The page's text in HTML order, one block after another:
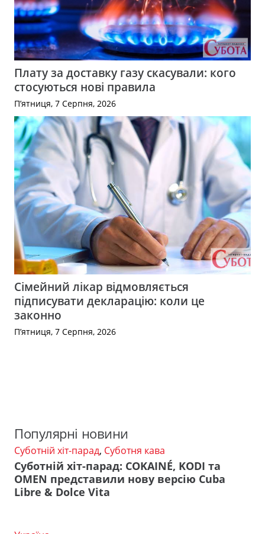
Плату за доставку газу скасували: кого
стосуються нові правила
П’ятниця, 7 Серпня, 2026
Сімейний лікар відмовляється
підписувати декларацію: коли це
законно
П’ятниця, 7 Серпня, 2026
Популярні новини
Суботній хіт-парад, Суботня кава
Суботній хіт-парад: COKAINÉ, KODI та
OMEN представили нову версію Cuba
Libre & Dolce Vita